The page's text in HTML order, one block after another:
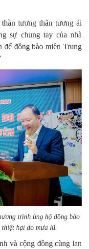
tương thân tương ái
sự chung tay của nhà
để đồng bào miền Trung
trình ủng hộ đồng bào
thiệt hại do mưa lũ.
và cộng đồng cùng lan